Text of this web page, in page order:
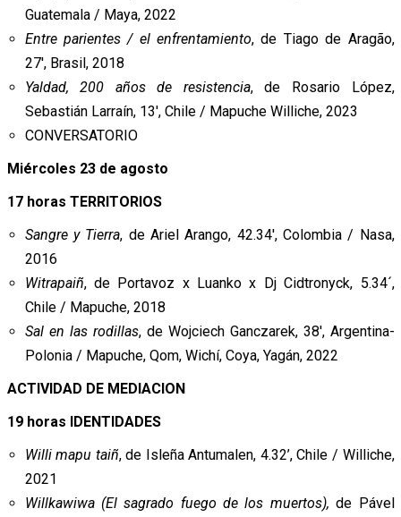
Guatemala / Maya, 2022
Entre parientes / el enfrentamiento, de Tiago de Aragão,
27′, Brasil, 2018
Yaldad, 200 años de resistencia, de Rosario López,
Sebastián Larraín, 13′, Chile / Mapuche Williche, 2023
CONVERSATORIO
Miércoles 23 de agosto
17 horas TERRITORIOS
Sangre y Tierra, de Ariel Arango, 42.34′, Colombia / Nasa,
2016
Witrapaiñ, de Portavoz x Luanko x Dj Cidtronyck, 5.34´,
Chile / Mapuche, 2018
Sal en las rodillas, de Wojciech Ganczarek, 38′, Argentina-
Polonia / Mapuche, Qom, Wichí, Coya, Yagán, 2022
ACTIVIDAD DE MEDIACION
19 horas IDENTIDADES
Willi mapu taiñ, de Isleña Antumalen, 4.32’, Chile / Williche,
2021
Willkawiwa (El sagrado fuego de los muertos), de Pável